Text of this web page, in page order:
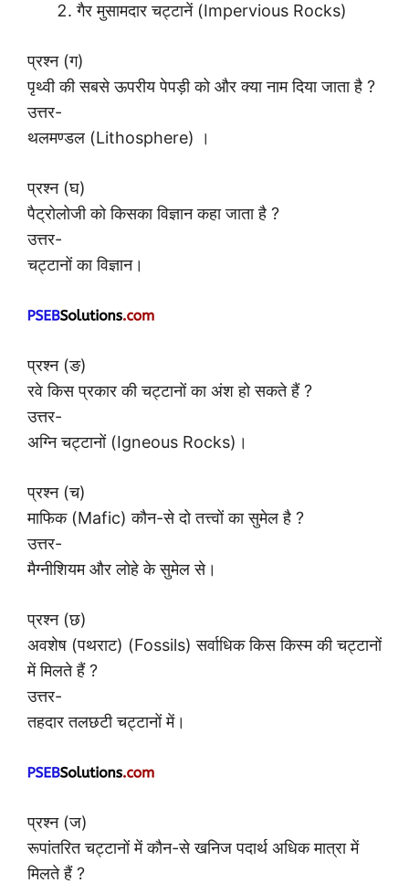
गैर मुसामदार चट्टानें (Impervious Rocks)
प्रश्न (ग)
पृथ्वी की सबसे ऊपरीय पेपड़ी को और क्या नाम दिया जाता है ?
उत्तर-
थलमण्डल (Lithosphere) ।
प्रश्न (घ)
पैट्रोलोजी को किसका विज्ञान कहा जाता है ?
उत्तर-
चट्टानों का विज्ञान।
प्रश्न (ङ)
रवे किस प्रकार की चट्टानों का अंश हो सकते हैं ?
उत्तर-
अग्नि चट्टानों (Igneous Rocks)।
प्रश्न (च)
माफिक (Mafic) कौन-से दो तत्त्वों का सुमेल है ?
उत्तर-
मैग्नीशियम और लोहे के सुमेल से।
प्रश्न (छ)
अवशेष (पथराट) (Fossils) सर्वाधिक किस किस्म की चट्टानों
में मिलते हैं ?
उत्तर-
तहदार तलछटी चट्टानों में।
प्रश्न (ज)
रूपांतरित चट्टानों में कौन-से खनिज पदार्थ अधिक मात्रा में
मिलते हैं ?